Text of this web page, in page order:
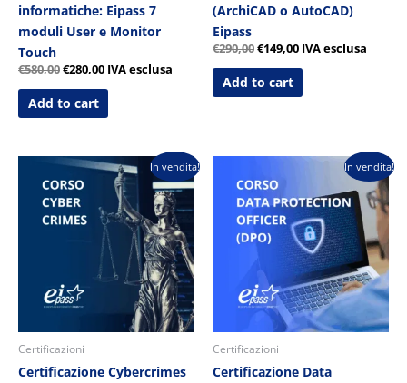
informatiche: Eipass 7
moduli User e Monitor
Touch
€580,00€280,00 IVA esclusa
Add to cart
(ArchiCAD o AutoCAD)
Eipass
€290,00€149,00 IVA esclusa
Add to cart
In vendita!
Certificazioni
Certificazione Cybercrimes
Il
prezzo
originale
era:
€290,00.
Il
prezzo
attuale
€149,00.
In vendita!
Certificazioni
Certificazione Data
prezzo
originale
era:
€290,00.
attuale
è:
€149,00.